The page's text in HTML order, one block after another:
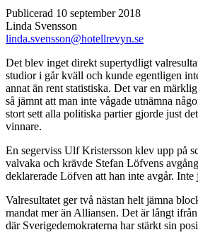
Publicerad 10 september 2018
Linda Svensson
linda.svensson@hotellrevyn.se
Det blev inget direkt supertydligt
studior i går kväll och kunde egentligen
annat än rent statistiska. Det var en
så jämnt att man inte vågade utnämna
stort sett alla politiska partier gjorde just
vinnare.
En segerviss Ulf Kristersson klev upp på
valvaka och krävde Stefan Löfvens
deklarerade Löfven att han inte avgår.
Valresultatet ger två nästan helt jämna
mandat mer än Alliansen. Det är långt
där Sverigedemokraterna har stärkt sin